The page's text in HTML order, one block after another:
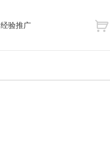
经验推广